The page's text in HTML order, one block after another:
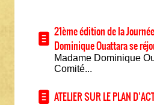
21ème édition de la
Dominique Ouattara se
Madame Dominique
Comité...
ATELIER SUR LE PLAN